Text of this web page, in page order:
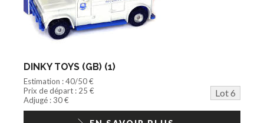
DINKY TOYS (GB) (1)
Estimation : 40/50 €
Prix de départ : 25 €
Lot 6
Adjugé : 30 €